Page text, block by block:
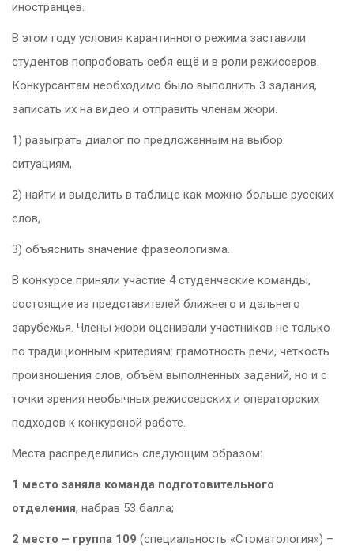
иностранцев.
В этом году условия карантинного режима заставили
студентов попробовать себя ещё и в роли режиссеров.
Конкурсантам необходимо было выполнить 3 задания,
записать их на видео и отправить членам жюри.
1) разыграть диалог по предложенным на выбор
ситуациям,
2) найти и выделить в таблице как можно больше русских
слов,
3) объяснить значение фразеологизма.
В конкурсе приняли участие 4 студенческие команды,
состоящие из представителей ближнего и дальнего
зарубежья. Члены жюри оценивали участников не только
по традиционным критериям: грамотность речи, четкость
произношения слов, объём выполненных заданий, но и с
точки зрения необычных режиссерских и операторских
подходов к конкурсной работе.
Места распределились следующим образом:
1 место заняла команда подготовительного
отделения, набрав 53 балла;
2 место – группа 109 (специальность «Стоматология») –